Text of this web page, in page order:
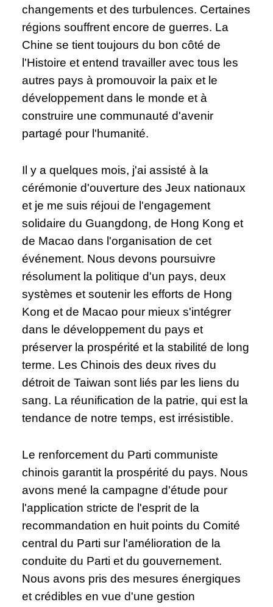
changements et des turbulences. Certaines
régions souffrent encore de guerres. La
Chine se tient toujours du bon côté de
l'Histoire et entend travailler avec tous les
autres pays à promouvoir la paix et le
développement dans le monde et à
construire une communauté d'avenir
partagé pour l'humanité.
Il y a quelques mois, j'ai assisté à la
cérémonie d'ouverture des Jeux nationaux
et je me suis réjoui de l'engagement
solidaire du Guangdong, de Hong Kong et
de Macao dans l'organisation de cet
événement. Nous devons poursuivre
résolument la politique d'un pays, deux
systèmes et soutenir les efforts de Hong
Kong et de Macao pour mieux s'intégrer
dans le développement du pays et
préserver la prospérité et la stabilité de long
terme. Les Chinois des deux rives du
détroit de Taiwan sont liés par les liens du
sang. La réunification de la patrie, qui est la
tendance de notre temps, est irrésistible.
Le renforcement du Parti communiste
chinois garantit la prospérité du pays. Nous
avons mené la campagne d'étude pour
l'application stricte de l'esprit de la
recommandation en huit points du Comité
central du Parti sur l'amélioration de la
conduite du Parti et du gouvernement.
Nous avons pris des mesures énergiques
et crédibles en vue d'une gestion